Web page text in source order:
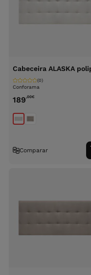
Cabeceira ALASKA
Conforama
(0)
189,00€
Comparar